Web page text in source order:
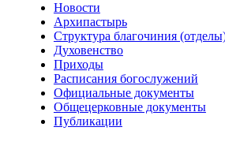
Новости
Архипастырь
Структура благочиния
Духовенство
Приходы
Расписания богослужений
Официальные документы
Общецерковные документы
Публикации